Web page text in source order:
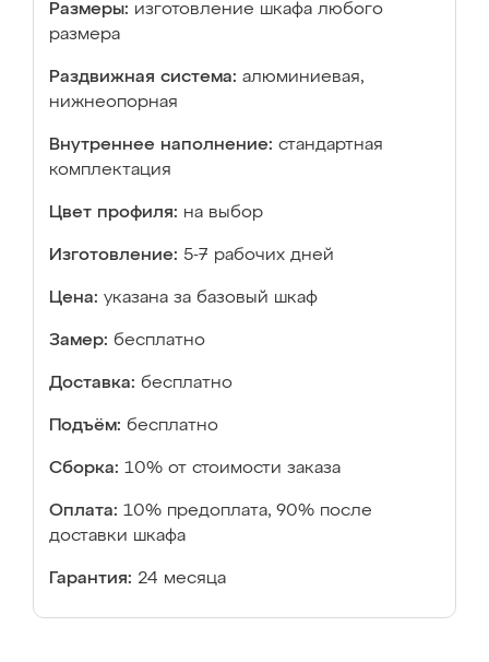
Размеры: изготовление шкафа любого
размера
Раздвижная система: алюминиевая,
нижнеопорная
Внутреннее наполнение: стандартная
комплектация
Цвет профиля: на выбор
Изготовление: 5-7 рабочих дней
Цена: указана за базовый шкаф
Замер: бесплатно
Доставка: бесплатно
Подъём: бесплатно
Сборка: 10% от стоимости заказа
Оплата: 10% предоплата, 90% после
доставки шкафа
Гарантия: 24 месяца